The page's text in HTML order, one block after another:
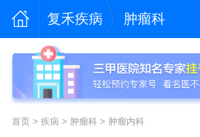
复禾疾病 肿瘤科
首页> 疾病 > 肿瘤科> 肿瘤内科